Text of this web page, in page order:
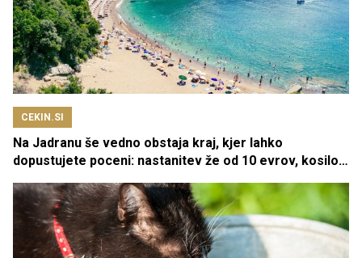
CEKIN.SI
Na Jadranu še vedno obstaja kraj, kjer lahko
dopustujete poceni: nastanitev že od 10 evrov, kosilo